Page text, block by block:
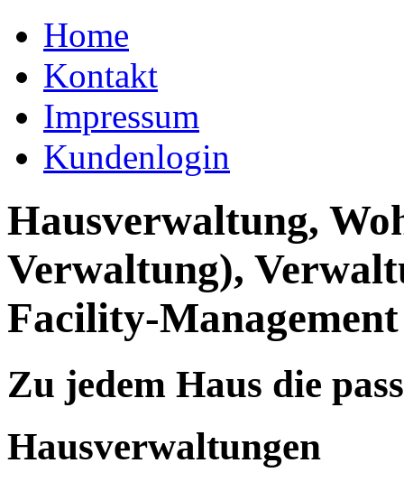
Home
Kontakt
Impressum
Kundenlogin
Hausverwaltung,
Verwaltung),
Facility-Management
Zu jedem Haus die
Hausverwaltungen